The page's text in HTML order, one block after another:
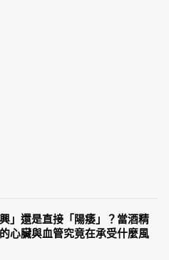
」還是直接「陽痿」？當酒精
心臟與血管究竟在承受什麼風